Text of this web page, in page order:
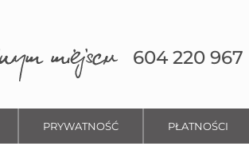
604 220 967
PRYWATNOŚĆ PŁATNOŚCI